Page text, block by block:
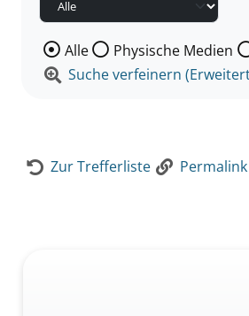
Wählen Sie die Medienart
Alle Physische Medien
Suche verfeinern
Zur Trefferliste